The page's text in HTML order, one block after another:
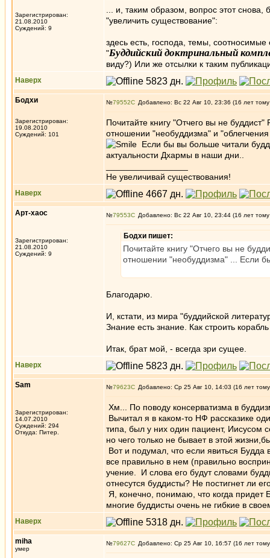
Зарегистрирован:
21.08.2010
Суждений: 9
... и, таким образом, вопрос этот
"увеличить существование":
здесь есть, господа, темы,
"Буддийский доктринальный
виду?) Или же отсылки к таким
Наверх
Бодхи
Зарегистрирован:
19.08.2010
Суждений: 101
№79552 Добавлено: Вс 22 Авг 10, 23:36 (16 лет
Почитайте книгу "Отчего вы не
отношении "необуддизма" и
Если бы вы больше читали
актуальности Дхармы в наши дни..
Не увеличивай существования!
Наверх
Арт-хаос
Зарегистрирован:
21.08.2010
Суждений: 9
№79553 Добавлено: Вс 22 Авг 10, 23:44 (16 лет
Бодхи пишет:
Почитайте книгу "Отчего вы не
отношении "необуддизма" ... Если
Благодарю.
И, кстати, из мира "буддийской
Знание есть знание. Как строить
Итак, брат мой, - всегда зри сущее.
Наверх
Sam
Зарегистрирован:
14.07.2010
Суждений: 294
Откуда: Питер.
№79623 Добавлено: Ср 25 Авг 10, 14:03 (16 лет
Хм... По поводу консерватизма в
Вычитал я в каком-то НФ рассказике
типа, был у них один пациент, Иисусом
но чего только не бывает в этой
Вот и подумал, что если явиться
все правильно в нем (правильно
учение. И слова его будут словами
отнесутся буддисты? Не постигнет ли
Я, конечно, понимаю, что когда придет
многие буддисты очень не гибкие в
Наверх
miha
умер
№79627 Добавлено: Ср 25 Авг 10, 16:57 (16 лет